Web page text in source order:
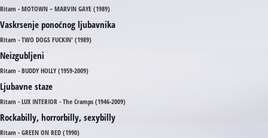
Ritam - MOTOWN – MARVIN GAYE (1989)
Vaskrsenje ponoćnog ljubavnika
Ritam - TWO DOGS FUCKIN' (1989)
Neizgubljeni
Ritam - BUDDY HOLLY (1959-2009)
Ljubavne staze
Ritam - LUX INTERIOR - The Cramps (1946-2009)
Rockabilly, horrorbilly, sexybilly
Ritam - GREEN ON RED (1990)